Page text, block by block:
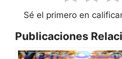
Sé el primero en
Publicaciones